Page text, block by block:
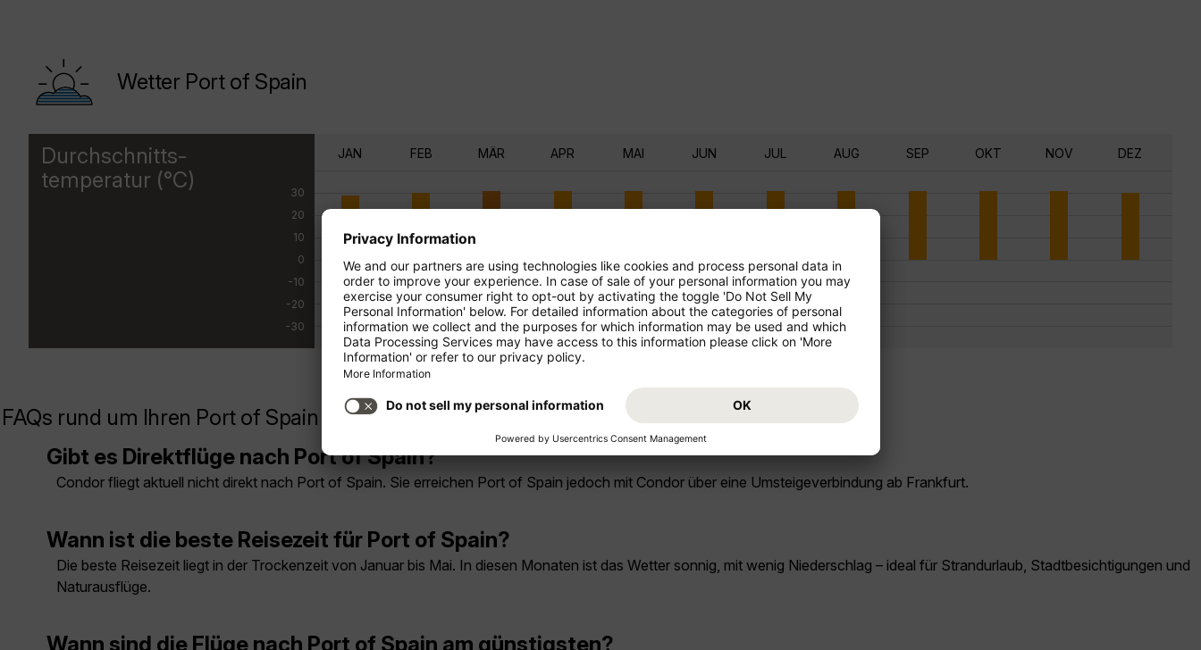
Wetter Port of Spain
Durchschnitts-
temperatur (°C)
30
20
10
0
-10
-20
-30
JAN FEB MÄR APR MAI JUN JUL AUG SEP OKT NOV DEZ
FAQs rund um Ihren Port of Spain Flug
Gibt es Direktflüge nach Port of Spain?
Condor fliegt aktuell nicht direkt nach Port of Spain. Sie erreichen Port of Spain jedoch mit Condor über eine Umsteigeverbindung ab Frankfurt.
Wann ist die beste Reisezeit für Port of Spain?
Die beste Reisezeit liegt in der Trockenzeit von Januar bis Mai. In diesen Monaten ist das Wetter sonnig, mit wenig Niederschlag – ideal für Strandurlaub, Stadtbesichtigungen und
Naturausflüge.
Wann sind die Flüge nach Port of Spain am günstigsten?